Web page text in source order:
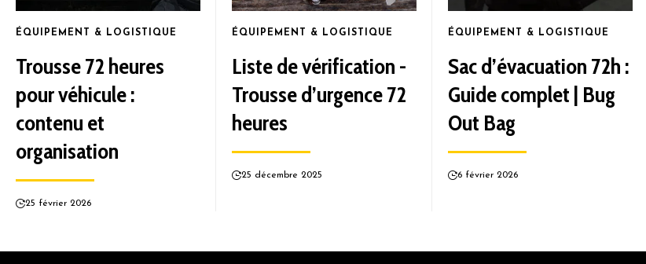
ÉQUIPEMENT & LOGISTIQUE
Trousse 72 heures
pour véhicule :
contenu et
organisation
25 février 2026
ÉQUIPEMENT & LOGISTIQUE
Liste de vérification -
Trousse d’urgence 72
heures
25 décembre 2025
ÉQUIPEMENT & LOGISTIQUE
Sac d’évacuation 72h :
Guide complet | Bug
Out Bag
6 février 2026